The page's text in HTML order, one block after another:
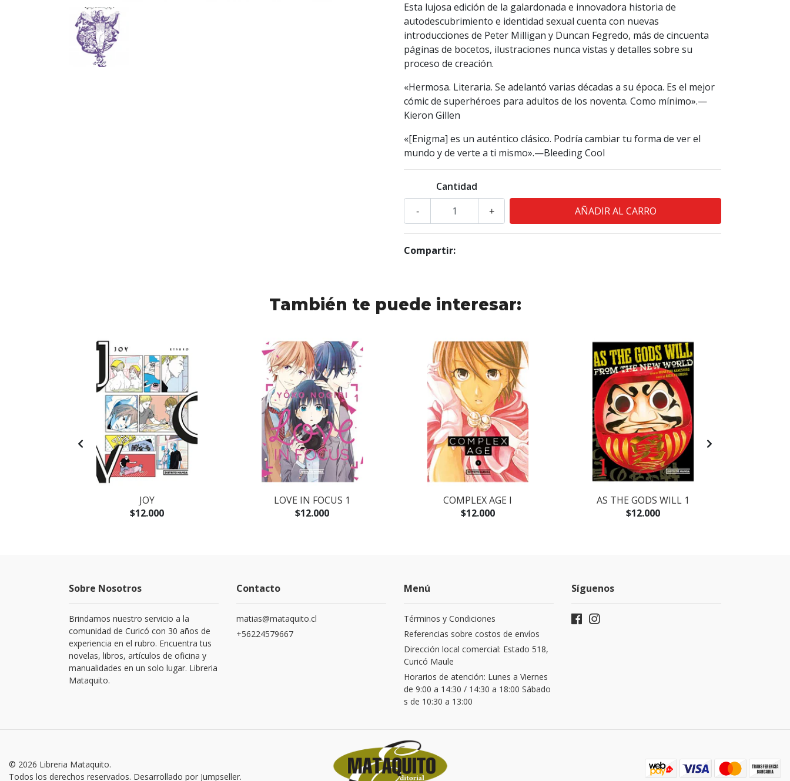
Esta lujosa edición de la galardonada e innovadora historia de
autodescubrimiento e identidad sexual cuenta con nuevas
introducciones de Peter Milligan y Duncan Fegredo, más de cincuenta
páginas de bocetos, ilustraciones nunca vistas y detalles sobre su
proceso de creación.
«Hermosa. Literaria. Se adelantó varias décadas a su época. Es el mejor
cómic de superhéroes para adultos de los noventa. Como mínimo».—
Kieron Gillen
«[Enigma] es un auténtico clásico. Podría cambiar tu forma de ver el
mundo y de verte a ti mismo».—Bleeding Cool
Cantidad
+
-
Compartir:
También te puede interesar:
JOY
$12.000
LOVE IN FOCUS 1
$12.000
COMPLEX AGE I
$12.000
AS THE GODS WILL 1
$12.000
Sobre Nosotros
Brindamos nuestro servicio a la
comunidad de Curicó con 30 años de
experiencia en el rubro. Encuentra tus
novelas, libros, artículos de oficina y
manualidades en un solo lugar. Libreria
Mataquito.
Contacto
matias@mataquito.cl
+56224579667
Menú
Términos y Condiciones
Referencias sobre costos de envíos
Dirección local comercial: Estado 518,
Curicó Maule
Horarios de atención: Lunes a Viernes
de 9:00 a 14:30 / 14:30 a 18:00 Sábado
s de 10:30 a 13:00
Síguenos
© 2026 Libreria Mataquito.
Todos los derechos reservados. Desarrollado por Jumpseller.